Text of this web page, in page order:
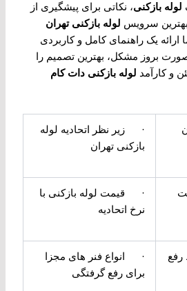
لوله بازکنی، نکاتی برای پیشگیری از
سرویس لوله بازکنی تهران
یک راهنمای کامل و کاربردی
بروز مشکل، بهترین تصمیم را
و کارآمد لوله بازکنی دات کام
· زیر نظر اتحادیه لوله
بازکنی تهران
· قیمت لوله بازکنی با
نرخ اتحادیه
· انواع فنر های مجزا
برای رفع گرفتگی